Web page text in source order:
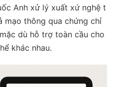
Anh xử lý xuất xứ nghệ t
mạo thông qua chứng chỉ
dù hỗ trợ toàn cầu cho
khác nhau.